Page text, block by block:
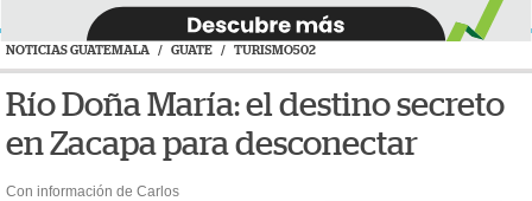
NOTICIAS GUATEMALA / GUATE / TURISMO502
Río Doña María: el destino secreto
en Zacapa para desconectar
Con información de Carlos